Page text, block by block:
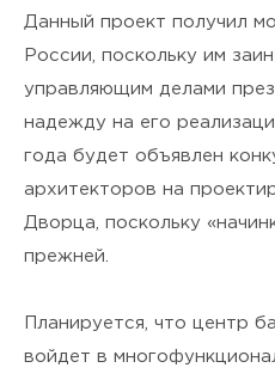
Данный проект получил
России, поскольку им
управляющим делами
надежду на его
года будет объявлен
архитекторов на
Дворца, поскольку
прежней.
Планируется, что центр
войдет в
Нажимая
на обработку
Политикой